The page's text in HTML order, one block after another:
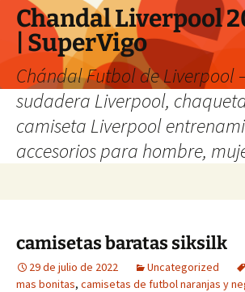
Chandal Liverpool
| SuperVigo
Chándal Futbol de Liverpool
sudadera Liverpool,
camiseta Liverpool
accesorios para hombre,
camisetas baratas siksilk
29 de julio de 2022 Uncategorized
mas bonitas, camisetas de futbol naranjas y